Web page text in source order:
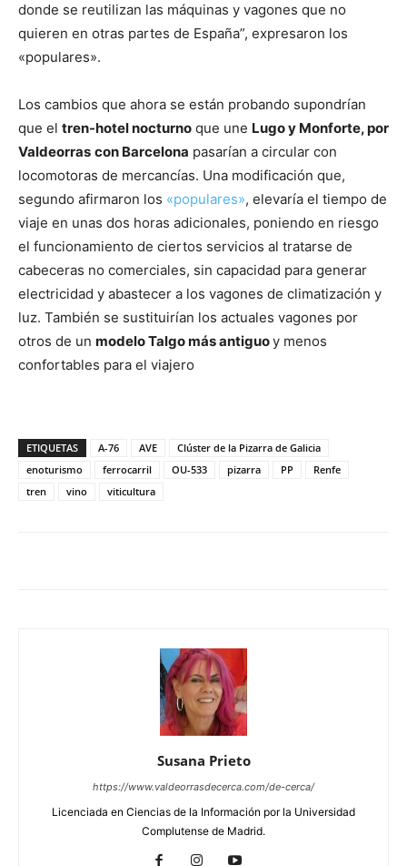
donde se reutilizan las máquinas y vagones que no
quieren en otras partes de España”, expresaron los
«populares».
Los cambios que ahora se están probando supondrían
que el tren-hotel nocturno que une Lugo y Monforte, por
Valdeorras con Barcelona pasarían a circular con
locomotoras de mercancías. Una modificación que,
segundo afirmaron los «populares», elevaría el tiempo de
viaje en unas dos horas adicionales, poniendo en riesgo
el funcionamiento de ciertos servicios al tratarse de
cabeceras no comerciales, sin capacidad para generar
electricidad y abastecer a los vagones de climatización y
luz. También se sustituirían los actuales vagones por
otros de un modelo Talgo más antiguoy menos
confortables para el viajero
ETIQUETAS A-76 AVE
Clúster de la Pizarra de Galicia
enoturismo
ferrocarril OU-533 pizarra PP
Renfe
tren
vino viticultura
Susana Prieto
https://www.valdeorrasdecerca.com/de-cerca/
Licenciada en Ciencias de la Información por la Universidad
Complutense de Madrid.